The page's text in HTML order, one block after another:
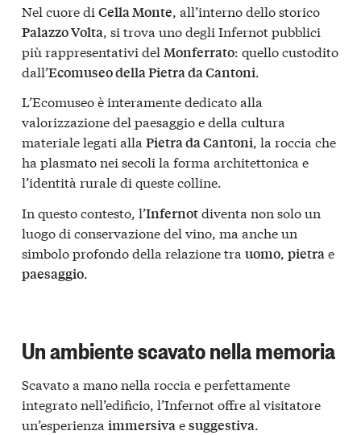
Nel cuore di Cella Monte, all’interno dello storico
Palazzo Volta, si trova uno degli Infernot pubblici
più rappresentativi del Monferrato: quello custodito
dall’Ecomuseo della Pietra da Cantoni.
L’Ecomuseo è interamente dedicato alla
valorizzazione del paesaggio e della cultura
materiale legati alla Pietra da Cantoni, la roccia che
ha plasmato nei secoli la forma architettonica e
l’identità rurale di queste colline.
In questo contesto, l’Infernotdiventa non solo un
luogo di conservazione del vino, ma anche un
simbolo profondo della relazione tra uomo, pietrae
paesaggio.
Un ambiente scavato nella memoria
Scavato a mano nella roccia e perfettamente
integrato nell’edificio, l’Infernot offre al visitatore
un’esperienza immersivaesuggestiva.